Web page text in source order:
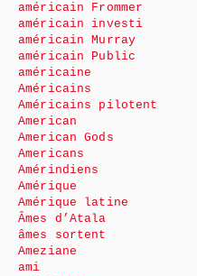
américain Frommer
américain investi
américain Murray
américain Public
américaine
Américains
Américains pilotent
American
American Gods
Americans
Amérindiens
Amérique
Amérique latine
Âmes d’Atala
âmes sortent
Ameziane
ami